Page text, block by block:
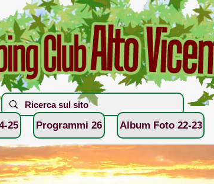
25 Programmi 26 Album Foto 22-23